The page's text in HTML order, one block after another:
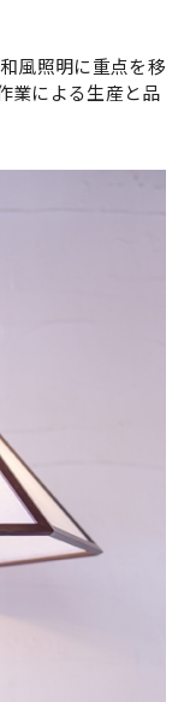
風照明に重点を移
業による生産と品